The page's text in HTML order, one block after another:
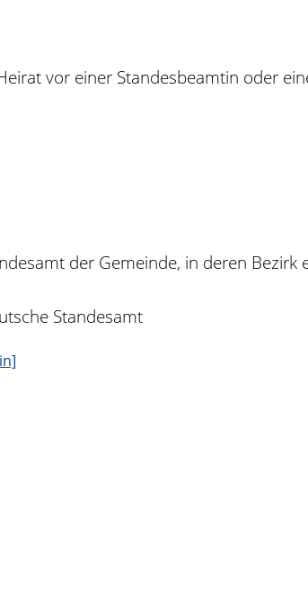
vor einer Standesbeamtin oder
der Gemeinde, in deren
Standesamt